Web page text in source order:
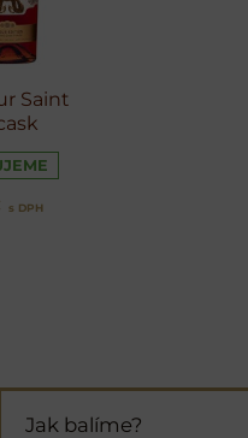
Saint
s DPH
Jak balíme?